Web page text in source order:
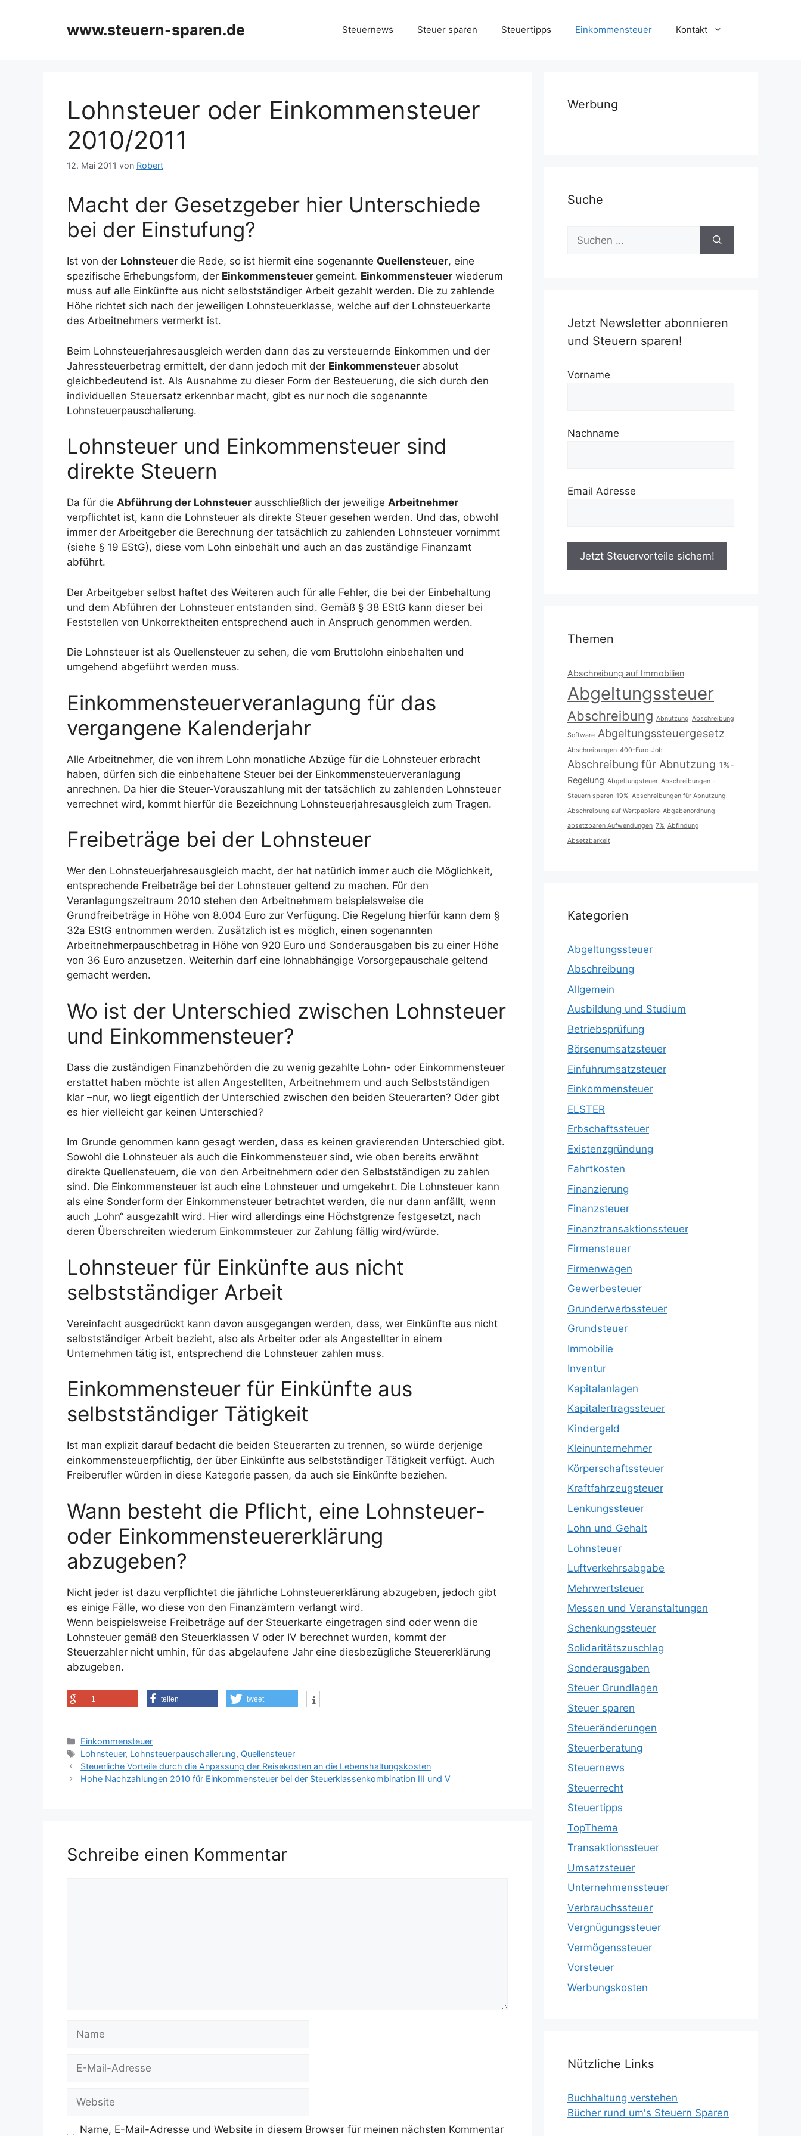
www.steuern-sparen.de Steuernews Steuer sparen Steuertipps Einkommensteuer Kontakt
Lohnsteuer oder Einkommensteuer
2010/2011
12. Mai 2011 von Robert
Macht der Gesetzgeber hier Unterschiede
bei der Einstufung?
Ist von der Lohnsteuer die Rede, so ist hiermit eine sogenannte Quellensteuer, eine
spezifische Erhebungsform, der Einkommensteuer gemeint. Einkommensteuer wiederum
muss auf alle Einkünfte aus nicht selbstständiger Arbeit gezahlt werden. Die zu zahlende
Höhe richtet sich nach der jeweiligen Lohnsteuerklasse, welche auf der Lohnsteuerkarte
des Arbeitnehmers vermerkt ist.
Beim Lohnsteuerjahresausgleich werden dann das zu versteuernde Einkommen und der
Jahressteuerbetrag ermittelt, der dann jedoch mit der Einkommensteuer absolut
gleichbedeutend ist. Als Ausnahme zu dieser Form der Besteuerung, die sich durch den
individuellen Steuersatz erkennbar macht, gibt es nur noch die sogenannte
Lohnsteuerpauschalierung.
Lohnsteuer und Einkommensteuer sind
direkte Steuern
Da für die Abführung der Lohnsteuer ausschließlich der jeweilige Arbeitnehmer
verpflichtet ist, kann die Lohnsteuer als direkte Steuer gesehen werden. Und das, obwohl
immer der Arbeitgeber die Berechnung der tatsächlich zu zahlenden Lohnsteuer vornimmt
(siehe § 19 EStG), diese vom Lohn einbehält und auch an das zuständige Finanzamt
abführt.
Der Arbeitgeber selbst haftet des Weiteren auch für alle Fehler, die bei der Einbehaltung
und dem Abführen der Lohnsteuer entstanden sind. Gemäß § 38 EStG kann dieser bei
Feststellen von Unkorrektheiten entsprechend auch in Anspruch genommen werden.
Die Lohnsteuer ist als Quellensteuer zu sehen, die vom Bruttolohn einbehalten und
umgehend abgeführt werden muss.
Einkommensteuerveranlagung für das
vergangene Kalenderjahr
Alle Arbeitnehmer, die von ihrem Lohn monatliche Abzüge für die Lohnsteuer erbracht
haben, dürfen sich die einbehaltene Steuer bei der Einkommensteuerveranlagung
anrechnen. Da hier die Steuer-Vorauszahlung mit der tatsächlich zu zahlenden Lohnsteuer
verrechnet wird, kommt hierfür die Bezeichnung Lohnsteuerjahresausgleich zum Tragen.
Freibeträge bei der Lohnsteuer
Wer den Lohnsteuerjahresausgleich macht, der hat natürlich immer auch die Möglichkeit,
entsprechende Freibeträge bei der Lohnsteuer geltend zu machen. Für den
Veranlagungszeitraum 2010 stehen den Arbeitnehmern beispielsweise die
Grundfreibeträge in Höhe von 8.004 Euro zur Verfügung. Die Regelung hierfür kann dem §
32a EStG entnommen werden. Zusätzlich ist es möglich, einen sogenannten
Arbeitnehmerpauschbetrag in Höhe von 920 Euro und Sonderausgaben bis zu einer Höhe
von 36 Euro anzusetzen. Weiterhin darf eine lohnabhängige Vorsorgepauschale geltend
gemacht werden.
Wo ist der Unterschied zwischen Lohnsteuer
und Einkommensteuer?
Dass die zuständigen Finanzbehörden die zu wenig gezahlte Lohn- oder Einkommensteuer
erstattet haben möchte ist allen Angestellten, Arbeitnehmern und auch Selbstständigen
klar –nur, wo liegt eigentlich der Unterschied zwischen den beiden Steuerarten? Oder gibt
es hier vielleicht gar keinen Unterschied?
Im Grunde genommen kann gesagt werden, dass es keinen gravierenden Unterschied gibt.
Sowohl die Lohnsteuer als auch die Einkommensteuer sind, wie oben bereits erwähnt
direkte Quellensteuern, die von den Arbeitnehmern oder den Selbstständigen zu zahlen
sind. Die Einkommensteuer ist auch eine Lohnsteuer und umgekehrt. Die Lohnsteuer kann
als eine Sonderform der Einkommensteuer betrachtet werden, die nur dann anfällt, wenn
auch „Lohn“ ausgezahlt wird. Hier wird allerdings eine Höchstgrenze festgesetzt, nach
deren Überschreiten wiederum Einkommsteuer zur Zahlung fällig wird/würde.
Lohnsteuer für Einkünfte aus nicht
selbstständiger Arbeit
Vereinfacht ausgedrückt kann davon ausgegangen werden, dass, wer Einkünfte aus nicht
selbstständiger Arbeit bezieht, also als Arbeiter oder als Angestellter in einem
Unternehmen tätig ist, entsprechend die Lohnsteuer zahlen muss.
Einkommensteuer für Einkünfte aus
selbstständiger Tätigkeit
Ist man explizit darauf bedacht die beiden Steuerarten zu trennen, so würde derjenige
einkommensteuerpflichtig, der über Einkünfte aus selbstständiger Tätigkeit verfügt. Auch
Freiberufler würden in diese Kategorie passen, da auch sie Einkünfte beziehen.
Wann besteht die Pflicht, eine Lohnsteuer-
oder Einkommensteuererklärung
abzugeben?
Nicht jeder ist dazu verpflichtet die jährliche Lohnsteuererklärung abzugeben, jedoch gibt
es einige Fälle, wo diese von den Finanzämtern verlangt wird.
Wenn beispielsweise Freibeträge auf der Steuerkarte eingetragen sind oder wenn die
Lohnsteuer gemäß den Steuerklassen V oder IV berechnet wurden, kommt der
Steuerzahler nicht umhin, für das abgelaufene Jahr eine diesbezügliche Steuererklärung
abzugeben.
+1 teilen tweet
Kategorien
Einkommensteuer
Schlagwörter
Lohnsteuer, Lohnsteuerpauschalierung, Quellensteuer
Steuerliche Vorteile durch die Anpassung der Reisekosten an die Lebenshaltungskosten
Hohe Nachzahlungen 2010 für Einkommensteuer bei der Steuerklassenkombination III und V
Schreibe einen Kommentar
Name
Website
Name, E-Mail-Adresse und Website in diesem Browser für meinen nächsten Kommentar
Werbung
Suche
Suchen
nach:
Jetzt Newsletter abonnieren
und Steuern sparen!
Vorname
Nachname
Email Adresse
Themen
Abschreibung auf Immobilien
Abgeltungssteuer
Abschreibung Abnutzung Abschreibung
Software Abgeltungssteuergesetz
Abschreibungen 400-Euro-Job
Abschreibung für Abnutzung 1%-
Regelung Abgeltungsteuer Abschreibungen -
Steuern sparen 19% Abschreibungen für Abnutzung
Abschreibung auf Wertpapiere Abgabenordnung
absetzbaren Aufwendungen 7% Abfindung
Absetzbarkeit
Kategorien
Abgeltungssteuer
Abschreibung
Allgemein
Ausbildung und Studium
Betriebsprüfung
Börsenumsatzsteuer
Einfuhrumsatzsteuer
Einkommensteuer
ELSTER
Erbschaftssteuer
Existenzgründung
Fahrtkosten
Finanzierung
Finanzsteuer
Finanztransaktionssteuer
Firmensteuer
Firmenwagen
Gewerbesteuer
Grunderwerbssteuer
Grundsteuer
Immobilie
Inventur
Kapitalanlagen
Kapitalertragssteuer
Kindergeld
Kleinunternehmer
Körperschaftssteuer
Kraftfahrzeugsteuer
Lenkungssteuer
Lohn und Gehalt
Lohnsteuer
Luftverkehrsabgabe
Mehrwertsteuer
Messen und Veranstaltungen
Schenkungssteuer
Solidaritätszuschlag
Sonderausgaben
Steuer Grundlagen
Steuer sparen
Steueränderungen
Steuerberatung
Steuernews
Steuerrecht
Steuertipps
TopThema
Transaktionssteuer
Umsatzsteuer
Unternehmenssteuer
Verbrauchssteuer
Vergnügungssteuer
Vermögenssteuer
Vorsteuer
Werbungskosten
Nützliche Links
Buchhaltung verstehen
Bücher rund um's Steuern Sparen